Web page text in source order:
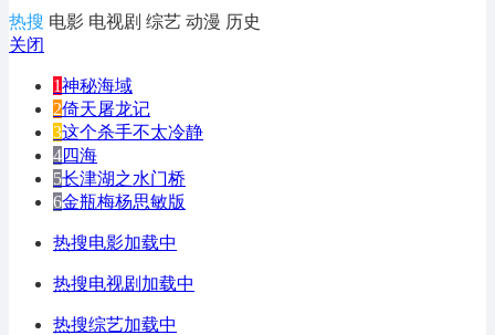
热搜 电影 电视剧 综艺 动漫 历史
关闭
1神秘海域
2倚天屠龙记
3这个杀手不太冷静
4四海
5长津湖之水门桥
6金瓶梅杨思敏版
热搜电影加载中
热搜电视剧加载中
热搜综艺加载中